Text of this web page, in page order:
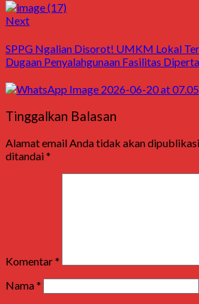
Next
SPPG Ngalian Disorot! UMKM Lokal
Dugaan Penyalahgunaan Fasilitas
Tinggalkan Balasan
Alamat email Anda tidak akan
ditandai*
Komentar*
Nama*